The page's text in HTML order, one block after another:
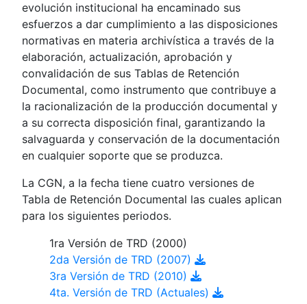
evolución institucional ha encaminado sus
esfuerzos a dar cumplimiento a las disposiciones
normativas en materia archivística a través de la
elaboración, actualización, aprobación y
convalidación de sus Tablas de Retención
Documental, como instrumento que contribuye a
la racionalización de la producción documental y
a su correcta disposición final, garantizando la
salvaguarda y conservación de la documentación
en cualquier soporte que se produzca.
La CGN, a la fecha tiene cuatro versiones de
Tabla de Retención Documental las cuales aplican
para los siguientes periodos.
1ra Versión de TRD (2000)
2da Versión de TRD (2007)
3ra Versión de TRD (2010)
4ta. Versión de TRD (Actuales)